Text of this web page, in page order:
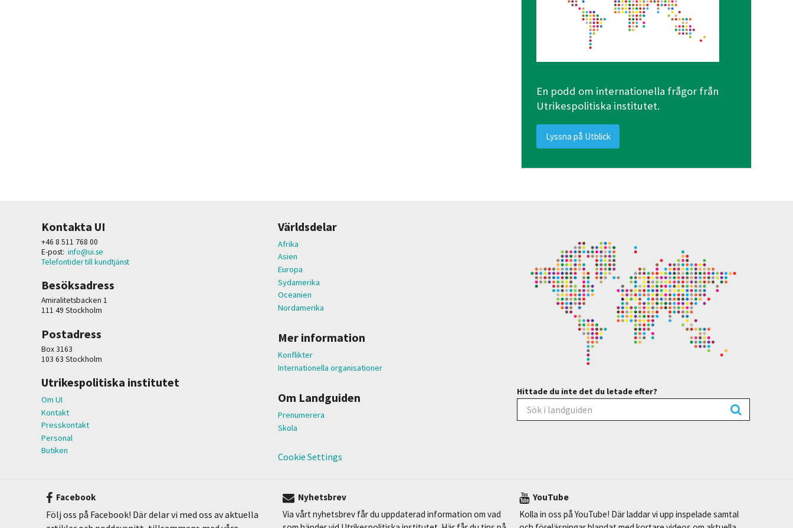
En podd om internationella frågor från
Utrikespolitiska institutet.
Lyssna på Utblick
Kontakta UI
+46 8 511 768 00
E-post: info@ui.se
Telefontider till kundtjänst
Besöksadress
Amiralitetsbacken 1
111 49 Stockholm
Postadress
Box 3163
103 63 Stockholm
Utrikespolitiska institutet
Om UI
Kontakt
Presskontakt
Personal
Butiken
Världsdelar
Afrika
Asien
Europa
Sydamerika
Oceanien
Nordamerika
Mer information
Konflikter
Internationella organisationer
Om Landguiden
Prenumerera
Skola
Cookie Settings
Hittade du inte det du letade efter?
Facebook
Följ oss på Facebook! Där delar vi med oss av aktuella
Nyhetsbrev
Via vårt nyhetsbrev får du uppdaterad information om vad
YouTube
Kolla in oss på YouTube! Där laddar vi upp inspelade samtal